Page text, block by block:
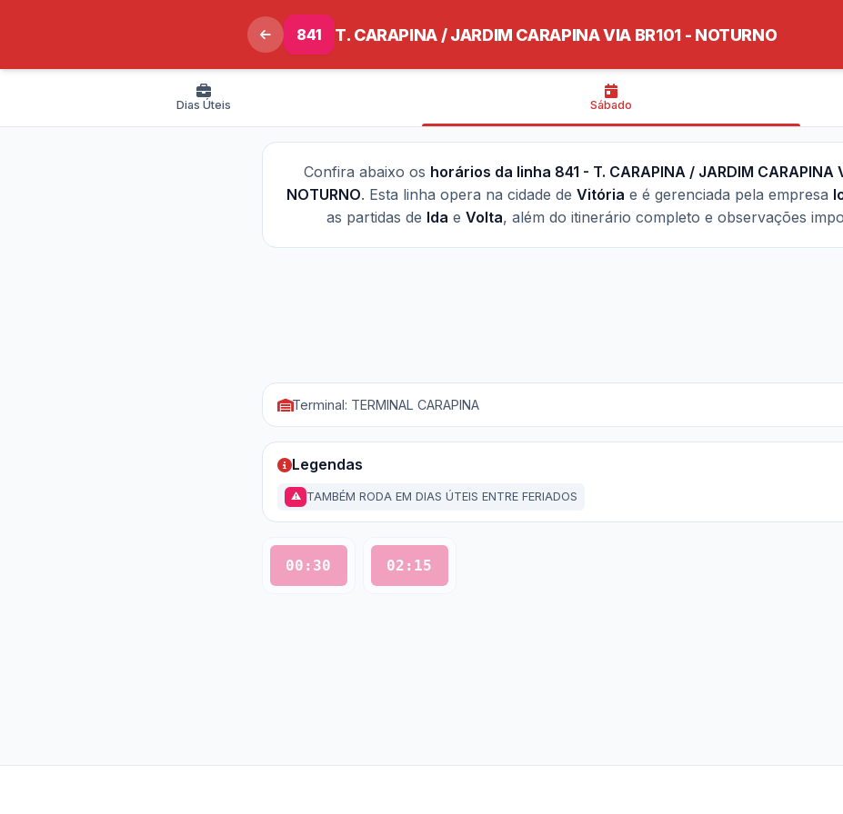
841 T. CARAPINA / JARDIM CARAPINA VIA BR101 - NOTURNO
Dias Úteis Sábado
Confira abaixo os horários da linha 841 - T. CARAPINA / JARDIM CARAPINA
NOTURNO. Esta linha opera na cidade de Vitória e é gerenciada pela empresa
as partidas de Ida e Volta, além do itinerário completo e observações
Terminal: TERMINAL CARAPINA
Legendas
⚠ TAMBÉM RODA EM DIAS ÚTEIS ENTRE FERIADOS
00:30 02:15